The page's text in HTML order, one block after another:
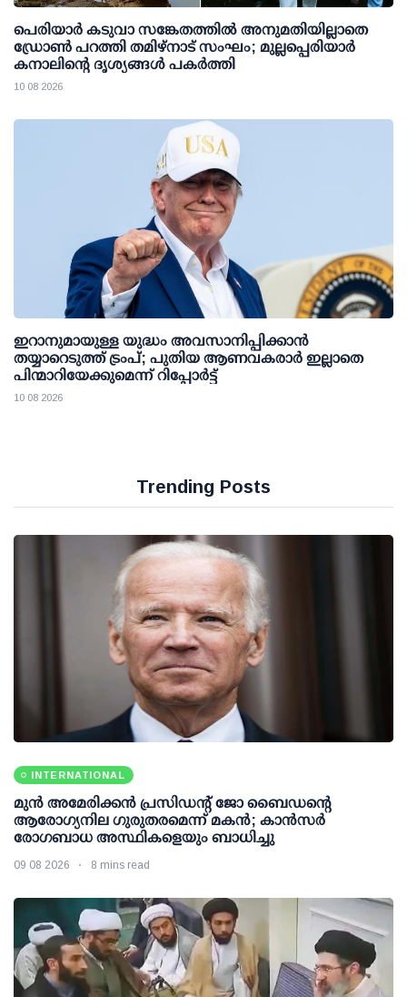
പെരിയാര്‍ കടുവാ സങ്കേതത്തില്‍ അനുമതിയില്ലാതെ
ഡ്രോണ്‍ പറത്തി തമിഴ്നാട് സംഘം; മുല്ലപ്പെരിയാര്‍
കനാലിന്റെ ദൃശ്യങ്ങള്‍ പകര്‍ത്തി
10 08 2026
ഇറാനുമായുള്ള യുദ്ധം അവസാനിപ്പിക്കാൻ
തയ്യാറെടുത്ത് ട്രംപ്; പുതിയ ആണവകരാർ ഇല്ലാതെ
പിന്മാറിയേക്കുമെന്ന് റിപ്പോർട്ട്
10 08 2026
Trending Posts
INTERNATIONAL
മുന്‍ അമേരിക്കന്‍ പ്രസിഡന്റ് ജോ ബൈഡന്റെ
ആരോഗ്യനില ഗുരുതരമെന്ന് മകന്‍; കാന്‍സര്‍
രോഗബാധ അസ്ഥികളെയും ബാധിച്ചു
09 08 2026 8 mins read